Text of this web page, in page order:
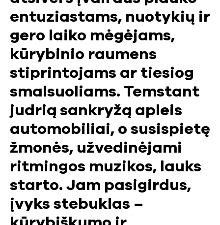
entuziastams, nuotykių ir
gero laiko mėgėjams,
kūrybinio raumens
stiprintojams ar tiesiog
smalsuoliams. Temstant
judrią sankryžą apleis
automobiliai, o susispietę
žmonės, užvedinėjami
ritmingos muzikos, lauks
starto. Jam pasigirdus,
įvyks stebuklas –